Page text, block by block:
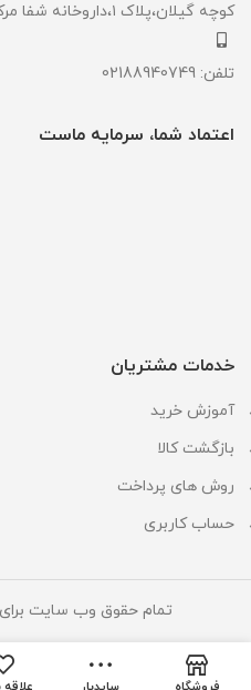
كوچه گيلان،پلاک ۱،داروخانه شفا مركزي
تلفن: 02188940749
اعتماد شما، سرمایه ماست
خدمات مشتریان
آموزش خرید
بازگشت کالا
روش های پرداخت
حساب کاربری
تمام حقوق وب سایت